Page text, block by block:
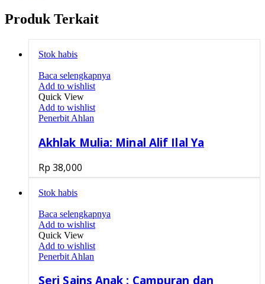
Produk Terkait
Stok habis
Baca selengkapnya
Add to wishlist
Quick View
Add to wishlist
Penerbit Ahlan
Akhlak Mulia: Minal Alif Ilal Ya
Rp 38,000
Stok habis
Baca selengkapnya
Add to wishlist
Quick View
Add to wishlist
Penerbit Ahlan
Seri Sains Anak : Campuran dan